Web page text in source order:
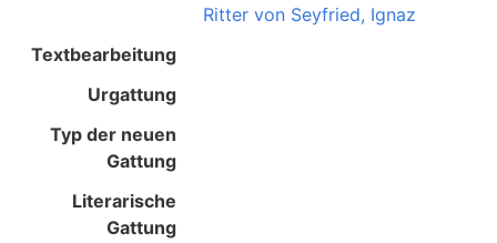
Ritter von Seyfried, Ignaz
Textbearbeitung
Urgattung
Typ der neuen
Gattung
Literarische
Gattung